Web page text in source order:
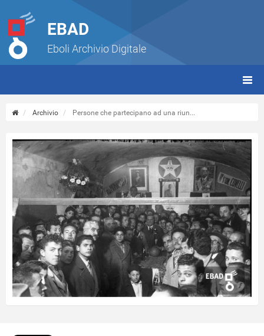
EBAD
Eboli Archivio Digitale
Archivio Persone che partecipano ad una riun...